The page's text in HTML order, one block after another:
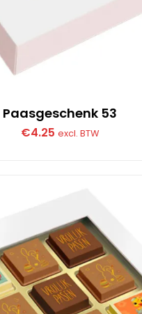
Paasgeschenk 53
€4.25 excl. BTW